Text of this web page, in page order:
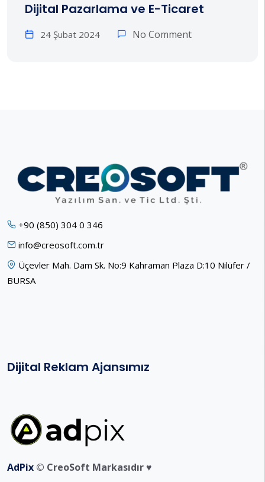
Dijital Pazarlama ve E-Ticaret
24 Şubat 2024 No Comment
+90 (850) 304 0 346
info@creosoft.com.tr
Üçevler Mah. Dam Sk. No:9 Kahraman Plaza D:10 Nilüfer /
BURSA
Dijital Reklam Ajansımız
AdPix © CreoSoft Markasıdır ♥️